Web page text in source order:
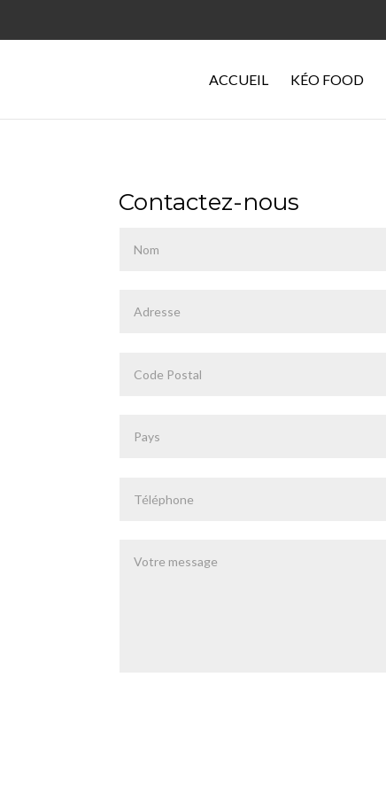
ACCUEIL KÉO FOOD
Contactez-nous